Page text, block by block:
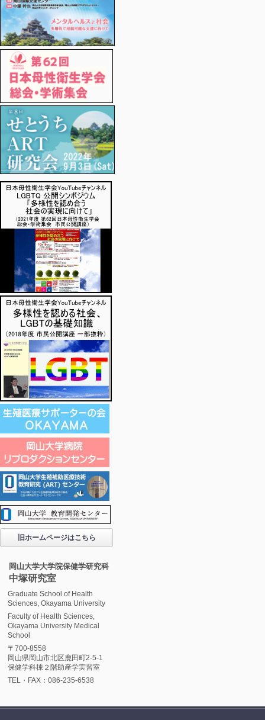
旧ホームページはこちら
岡山大学大学院保健学研究科
中塚研究室
Graduate School of Health
Sciences, Okayama University
Faculty of Health Sciences,
Okayama University Medical
School
〒700-8558
岡山県岡山市北区鹿田町2-5-1
保健学科棟２階助産学実習室
TEL・FAX：086-235-6538